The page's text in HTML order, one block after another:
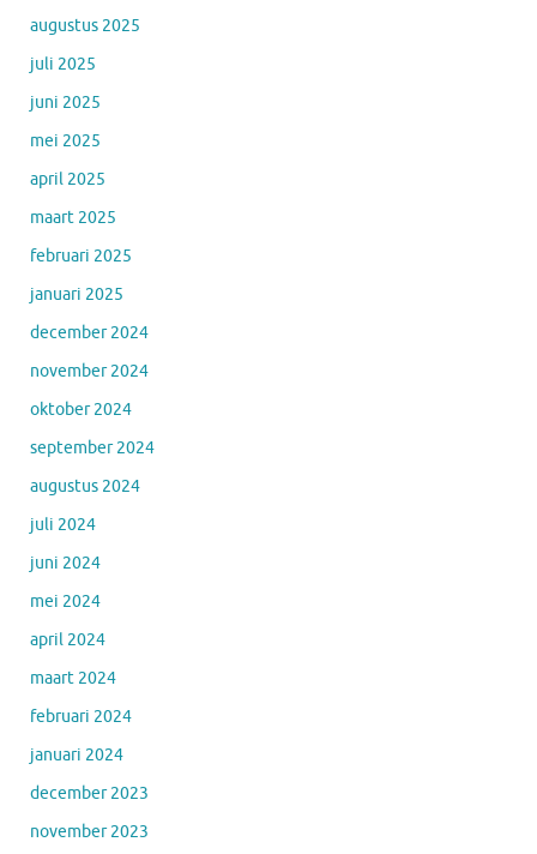
augustus 2025
juli 2025
juni 2025
mei 2025
april 2025
maart 2025
februari 2025
januari 2025
december 2024
november 2024
oktober 2024
september 2024
augustus 2024
juli 2024
juni 2024
mei 2024
april 2024
maart 2024
februari 2024
januari 2024
december 2023
november 2023